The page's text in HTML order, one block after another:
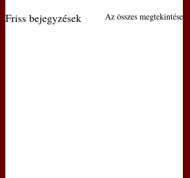
Friss bejegyzések Az összes megtekintése